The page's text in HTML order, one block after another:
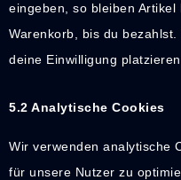
eingeben, so bleiben Artikel
Warenkorb, bis du
deine Einwilligung
5.2 Analytische Cookies
Wir verwenden analytische
für unsere Nutzer zu